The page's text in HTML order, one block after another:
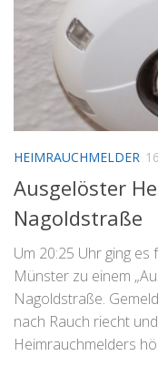
HEIMRAUCHMELDER
Ausgelöster
Nagoldstraße
Um 20:25 Uhr ging
Münster zu einem
Nagoldstraße.
nach Rauch riecht
Heimrauchmelders